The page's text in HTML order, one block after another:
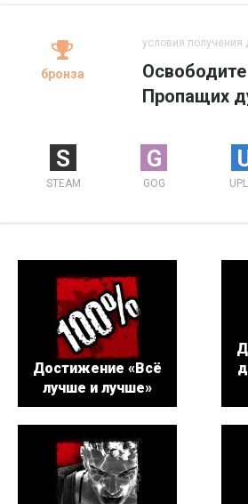
бронза
условия получения
Пропащих
S
STEAM
G
GOG
Достижение «Всё
лучше и лучше»